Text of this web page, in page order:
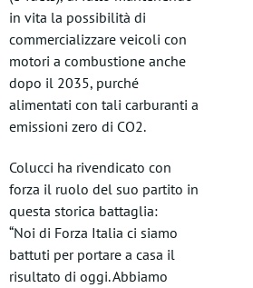
in vita la possibilità di
commercializzare veicoli con
motori a combustione anche
dopo il 2035, purché
alimentati con tali carburanti a
emissioni zero di CO2.
Colucci ha rivendicato con
forza il ruolo del suo partito in
questa storica battaglia:
“Noi di Forza Italia ci siamo
battuti per portare a casa il
risultato di oggi. Abbiamo